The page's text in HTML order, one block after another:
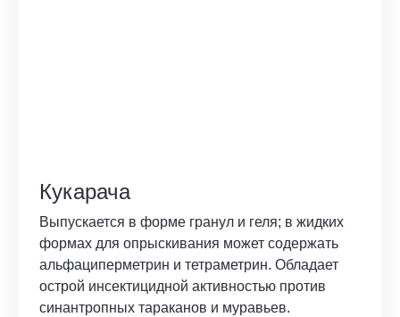
Кукарача
Выпускается в форме гранул и геля; в жидких
формах для опрыскивания может содержать
альфациперметрин и тетраметрин. Обладает
острой инсектицидной активностью против
синантропных тараканов и муравьев.